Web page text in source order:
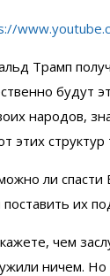
Трамп
будут
народов,
этих
ли
поставить их
чем
ничем. Но